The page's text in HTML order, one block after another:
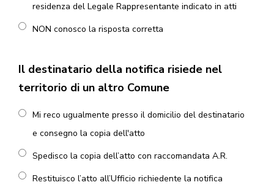
residenza del Legale Rappresentante indicato in atti
NON conosco la risposta corretta
Il destinatario della notifica risiede nel
territorio di un altro Comune
Mi reco ugualmente presso il domicilio del destinatario
e consegno la copia dell'atto
Spedisco la copia dell’atto con raccomandata A.R.
Restituisco l’atto all’Ufficio richiedente la notifica